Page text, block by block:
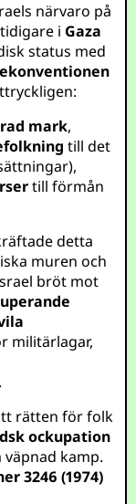
närvaro på
i Gaza
status med
mark,
till det
till förmån
detta
muren och
bröt mot
militärlagar,
rätten för folk
ockupation
kamp.
3246 (1974)